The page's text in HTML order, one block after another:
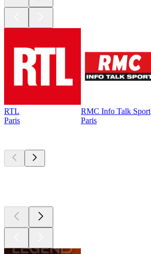
RTL
Paris
RMC Info Talk Sport
Paris